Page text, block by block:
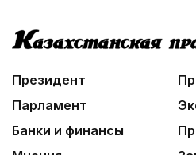
Президент
Парламент
Банки и финансы